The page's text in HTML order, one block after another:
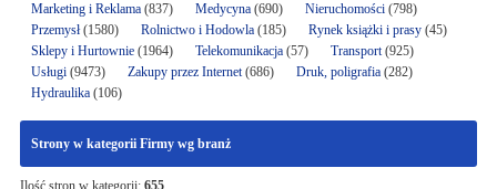
Marketing i Reklama(837) Medycyna(690) Nieruchomości(798)
Przemysł(1580) Rolnictwo i Hodowla(185) Rynek książki i prasy(45)
Sklepy i Hurtownie(1964) Telekomunikacja(57) Transport(925)
Usługi(9473) Zakupy przez Internet(686) Druk, poligrafia(282)
Hydraulika(106)
Strony w kategorii Firmy wg branż
Ilość stron w kategorii: 655